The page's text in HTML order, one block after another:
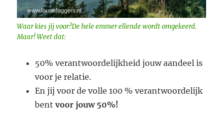
Waar kies jij voor?De hele emmer ellende wordt omgekeerd.
Maar! Weet dat:
50% verantwoordelijkheid jouw aandeel is
voor je relatie.
En jij voor de volle 100 % verantwoordelijk
bentvoor jouw 50%!